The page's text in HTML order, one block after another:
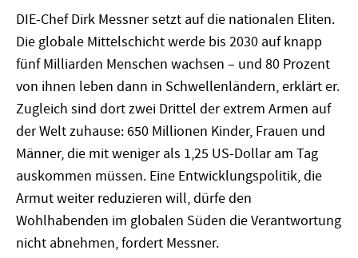
DIE-Chef Dirk Messner setzt auf die nationalen Eliten.
Die globale Mittelschicht werde bis 2030 auf knapp
fünf Milliarden Menschen wachsen – und 80 Prozent
von ihnen leben dann in Schwellenländern, erklärt er.
Zugleich sind dort zwei Drittel der extrem Armen auf
der Welt zuhause: 650 Millionen Kinder, Frauen und
Männer, die mit weniger als 1,25 US-Dollar am Tag
auskommen müssen. Eine Entwicklungspolitik, die
Armut weiter reduzieren will, dürfe den
Wohlhabenden im globalen Süden die Verantwortung
nicht abnehmen, fordert Messner.